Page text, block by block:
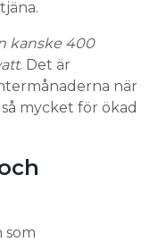
kanske 400
. Det är
när
mycket för ökad
som